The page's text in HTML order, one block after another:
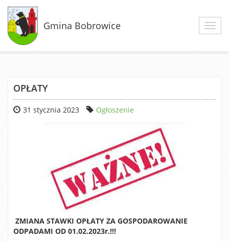
Gmina Bobrowice
OPŁATY
31 stycznia 2023 Ogłoszenie
ZMIANA STAWKI OPŁATY ZA GOSPODAROWANIE
ODPADAMI OD 01.02.2023r.!!!